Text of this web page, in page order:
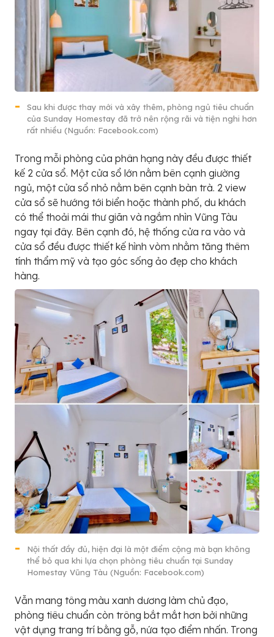
Sau khi được thay mới và xây thêm, phòng ngủ tiêu chuẩn
của Sunday Homestay đã trở nên rộng rãi và tiện nghi hơn
rất nhiều (Nguồn: Facebook.com)
Trong mỗi phòng của phân hạng này đều được thiết
kế 2 cửa sổ. Một cửa sổ lớn nằm bên cạnh giường
ngủ, một cửa sổ nhỏ nằm bên cạnh bàn trà. 2 view
cửa sổ sẽ hướng tới biển hoặc thành phố, du khách
có thể thoải mái thư giãn và ngắm nhìn Vũng Tàu
ngay tại đây. Bên cạnh đó, hệ thống cửa ra vào và
cửa sổ đều được thiết kế hình vòm nhằm tăng thêm
tính thẩm mỹ và tạo góc sống ảo đẹp cho khách
hàng.
Nội thất đầy đủ, hiện đại là một điểm cộng mà bạn không
thể bỏ qua khi lựa chọn phòng tiêu chuẩn tại Sunday
Homestay Vũng Tàu (Nguồn: Facebook.com)
Vẫn mang tông màu xanh dương làm chủ đạo,
phòng tiêu chuẩn còn trông bắt mắt hơn bởi những
vật dụng trang trí bằng gỗ, nứa tạo điểm nhấn. Trong